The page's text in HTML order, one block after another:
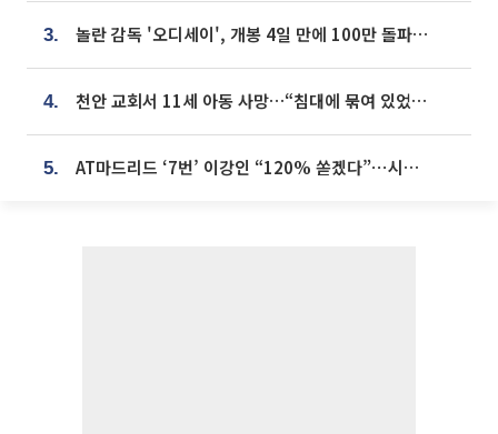
3. 놀란 감독 '오디세이', 개봉 4일 만에 100만 돌파⋯'왕사남' 보다 빠르다
4. 천안 교회서 11세 아동 사망…“침대에 묶여 있었다” 진술 확보
5. AT마드리드 ‘7번’ 이강인 “120% 쏟겠다”⋯시메오네 감독 “필요한 선수”